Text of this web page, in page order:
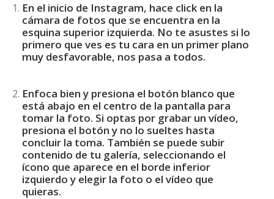
En el inicio de Instagram, hace click en la
cámara de fotos que se encuentra en la
esquina superior izquierda. No te asustes si lo
primero que ves es tu cara en un primer plano
muy desfavorable, nos pasa a todos.
Enfoca bien y presiona el botón blanco que
está abajo en el centro de la pantalla para
tomar la foto. Si optas por grabar un vídeo,
presiona el botón y no lo sueltes hasta
concluir la toma. También se puede subir
contenido de tu galería, seleccionando el
ícono que aparece en el borde inferior
izquierdo y elegir la foto o el vídeo que
quieras.